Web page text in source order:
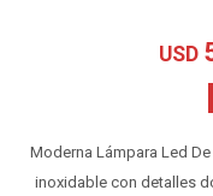
USD
Moderna Lámpara Led
inoxidable con detalles